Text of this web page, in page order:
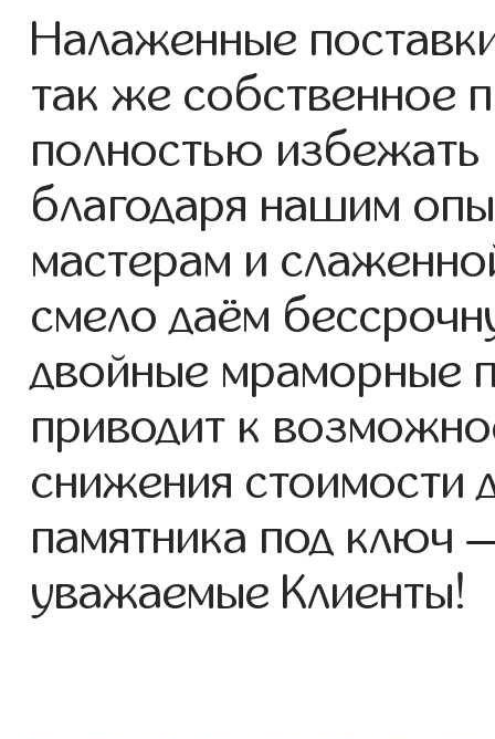
Налаженные
так же собственное
полностью
благодаря нашим
мастерам и
смело даём
двойные мраморные
приводит к
снижения стоимости
памятника под
уважаемые Клиенты!